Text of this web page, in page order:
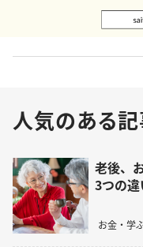
人気のある
老後、
3つの違
お金・学